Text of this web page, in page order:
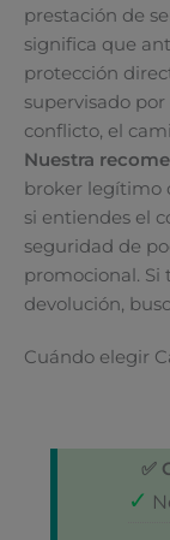
prestación de
significa que
protección
supervisado por
conflicto, el
Nuestra
broker legítimo
si entiendes el
seguridad de
promocional. Si
devolución,
Cuándo elegir
✅